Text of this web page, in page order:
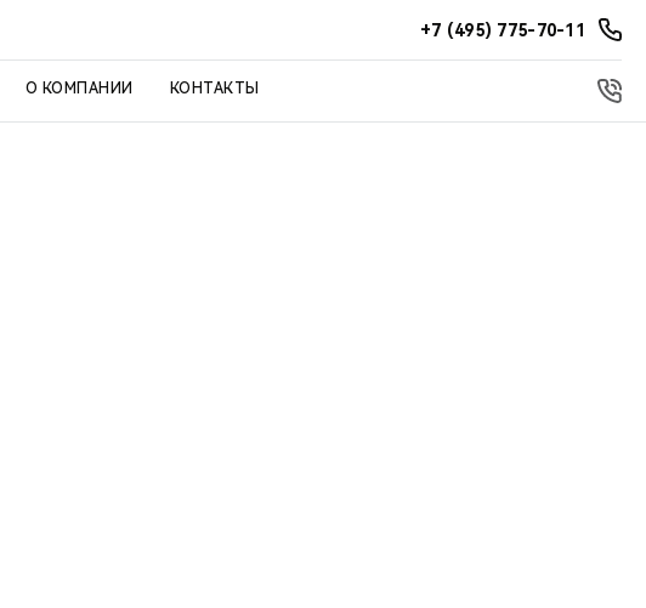
+7 (495) 775-70-11
О КОМПАНИИ КОНТАКТЫ